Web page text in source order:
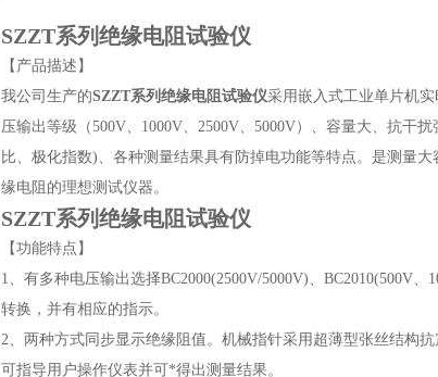
SZZT系列绝缘电阻试验仪
【产品描述】
我公司生产的SZZT系列绝缘电阻试验仪采用嵌入式工业单片机
压输出等级（500V、1000V、2500V、5000V）、容量大、抗干
比、极化指数)、各种测量结果具有防掉电功能等特点。是测量
缘电阻的理想测试仪器。
SZZT系列绝缘电阻试验仪
【功能特点】
1、有多种电压输出选择BC2000(2500V/5000V)、BC2010(500V、
转换，并有相应的指示。
2、两种方式同步显示绝缘阻值。机械指针采用超薄型张丝结构
可指导用户操作仪表并可*得出测量结果。